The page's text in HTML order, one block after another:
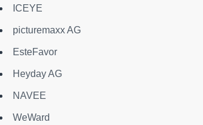
ICEYE
picturemaxx AG
EsteFavor
Heyday AG
NAVEE
WeWard